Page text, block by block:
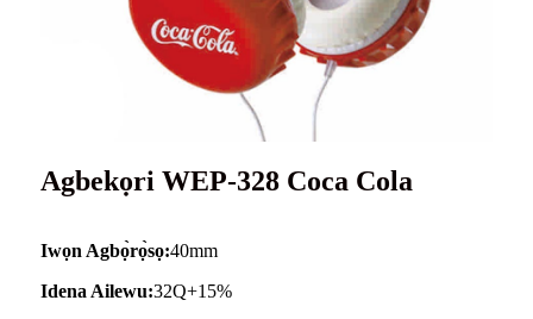
Agbekọri WEP-328 Coca Cola
Iwọn Agbọ̀rọ̀sọ:40mm
Idena Ailewu:32Q+15%